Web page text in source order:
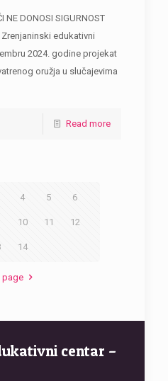
NE DONOSI SIGURNOST
Zrenjaninski edukativni
2024. godine projekat
oružja u slučajevima
Read more
4 5 6
10 11 12
14
page
centar –